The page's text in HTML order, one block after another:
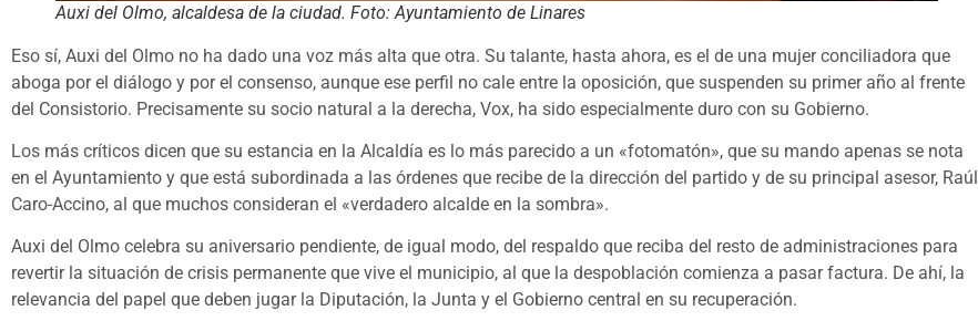
Auxi del Olmo, alcaldesa de la ciudad. Foto: Ayuntamiento de Linares
Eso sí, Auxi del Olmo no ha dado una voz más alta que otra. Su talante, hasta ahora, es el de una mujer conciliadora que
aboga por el diálogo y por el consenso, aunque ese perfil no cale entre la oposición, que suspenden su primer año al frente
del Consistorio. Precisamente su socio natural a la derecha, Vox, ha sido especialmente duro con su Gobierno.
Los más críticos dicen que su estancia en la Alcaldía es lo más parecido a un «fotomatón», que su mando apenas se nota
en el Ayuntamiento y que está subordinada a las órdenes que recibe de la dirección del partido y de su principal asesor, Raúl
Caro-Accino, al que muchos consideran el «verdadero alcalde en la sombra».
Auxi del Olmo celebra su aniversario pendiente, de igual modo, del respaldo que reciba del resto de administraciones para
revertir la situación de crisis permanente que vive el municipio, al que la despoblación comienza a pasar factura. De ahí, la
relevancia del papel que deben jugar la Diputación, la Junta y el Gobierno central en su recuperación.